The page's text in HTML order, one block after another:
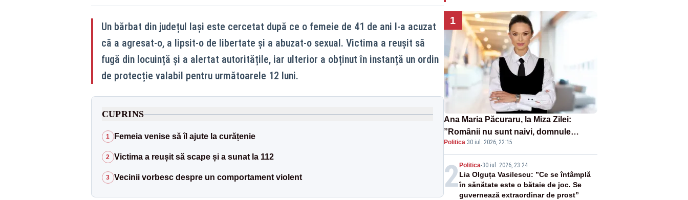
Un bărbat din județul Iași este cercetat după ce o femeie de 41 de ani l-a acuzat
că a agresat-o, a lipsit-o de libertate și a abuzat-o sexual. Victima a reușit să
fugă din locuință și a alertat autoritățile, iar ulterior a obținut în instanță un ordin
de protecție valabil pentru următoarele 12 luni.
CUPRINS
1 Femeia venise să îl ajute la curățenie
2 Victima a reușit să scape și a sunat la 112
3 Vecinii vorbesc despre un comportament violent
1
Ana Maria Păcuraru, la Miza Zilei:
”Românii nu sunt naivi, domnule
premier Bolojan”
Politica·30 iul. 2026, 22:15
2 Politica-30 iul. 2026, 23:24
Lia Olguța Vasilescu: ”Ce se întâmplă
în sănătate este o bătaie de joc. Se
guvernează extraordinar de prost”